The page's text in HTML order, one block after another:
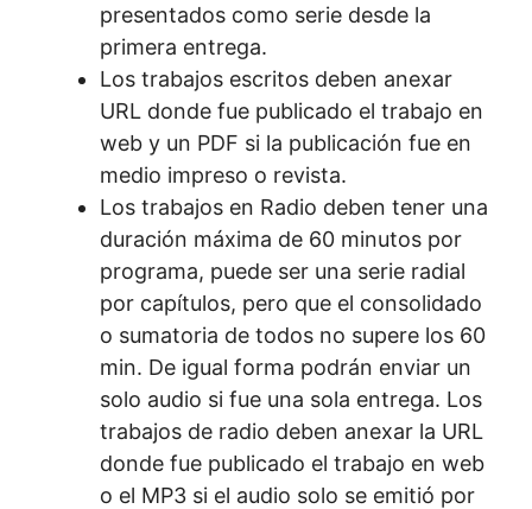
presentados como serie desde la
primera entrega.
Los trabajos escritos deben anexar
URL donde fue publicado el trabajo en
web y un PDF si la publicación fue en
medio impreso o revista.
Los trabajos en Radio deben tener una
duración máxima de 60 minutos por
programa, puede ser una serie radial
por capítulos, pero que el consolidado
o sumatoria de todos no supere los 60
min. De igual forma podrán enviar un
solo audio si fue una sola entrega. Los
trabajos de radio deben anexar la URL
donde fue publicado el trabajo en web
o el MP3 si el audio solo se emitió por